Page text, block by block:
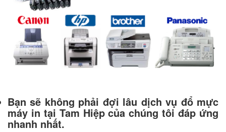
Bạn sẽ không phải đợi lâu dịch vụ đổ mực
máy in tại Tam Hiệp của chúng tôi đáp ứng
nhanh nhất.